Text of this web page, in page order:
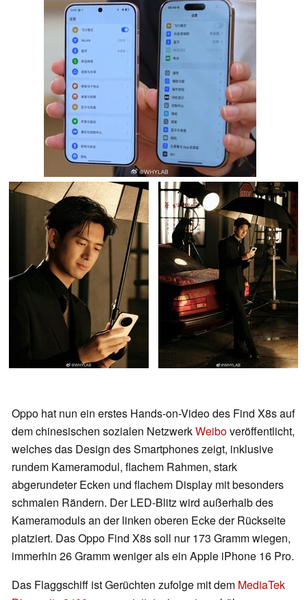
Oppo hat nun ein erstes Hands-on-Video des Find X8s auf
dem chinesischen sozialen NetzwerkWeiboveröffentlicht,
welches das Design des Smartphones zeigt, inklusive
rundem Kameramodul, flachem Rahmen, stark
abgerundeter Ecken und flachem Display mit besonders
schmalen Rändern. Der LED-Blitz wird außerhalb des
Kameramoduls an der linken oberen Ecke der Rückseite
platziert. Das Oppo Find X8s soll nur 173 Gramm wiegen,
immerhin 26 Gramm weniger als ein Apple iPhone 16 Pro.
Das Flaggschiff ist Gerüchten zufolge mit dem MediaTek